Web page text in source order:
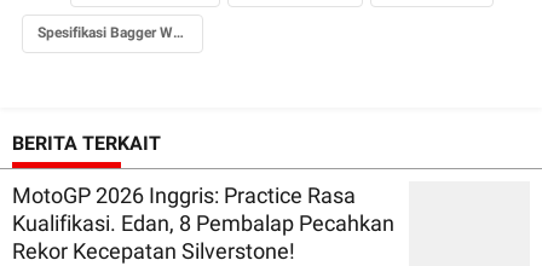
Spesifikasi Bagger World Cup
BERITA TERKAIT
MotoGP 2026 Inggris: Practice Rasa
Kualifikasi. Edan, 8 Pembalap Pecahkan
Rekor Kecepatan Silverstone!